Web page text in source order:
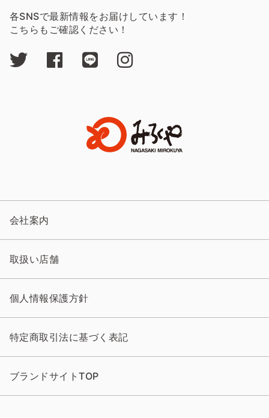
各SNSで最新情報をお届けしています！
こちらもご確認ください！
会社案内
取扱い店舗
個人情報保護方針
特定商取引法に基づく表記
ブランドサイトTOP